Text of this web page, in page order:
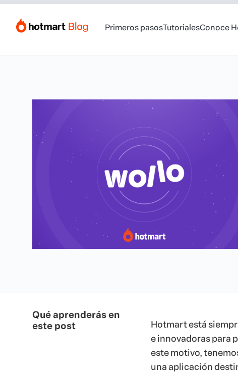
Primeros pasosTutorialesConoce
Qué aprenderás en
este post
Hotmart está
e innovadoras para
este motivo,
una aplicación